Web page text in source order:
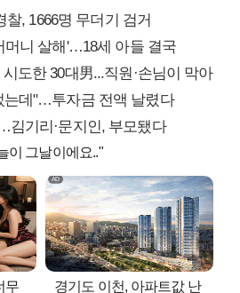
, 1666명 무더기 검거
머니 살해'…18세 아들 결국
도한 30대男...직원·손님이 막아
는데"…투자금 전액 날렸다
김기리·문지인, 부모됐다
이 그날이에요.."
무
경기도 이천, 아파트값 난